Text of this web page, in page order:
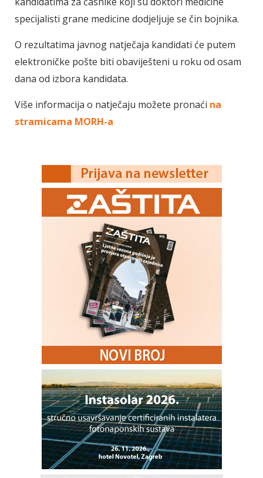
specijalisti grane medicine dodjeljuje se čin bojnika.
O rezultatima javnog natječaja kandidati će putem
elektroničke pošte biti obaviješteni u roku od osam
dana od izbora kandidata.
Više informacija o natječaju možete pronaći na
stramicama MORH-a